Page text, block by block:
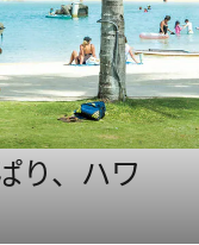
り、ハワ